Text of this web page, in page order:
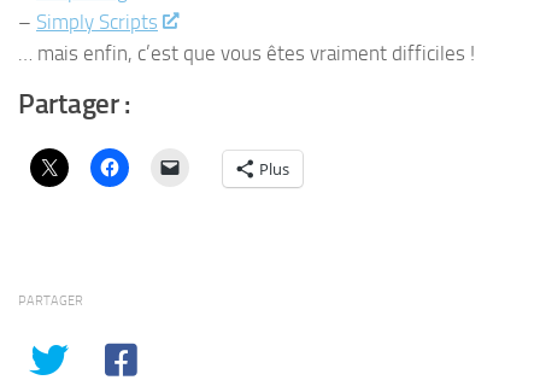
– Simply Scripts
… mais enfin, c’est que vous êtes vraiment difficiles !
Partager :
Plus
PARTAGER